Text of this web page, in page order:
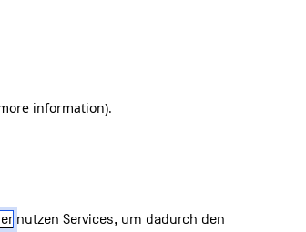
information).
nutzen Services, um dadurch den